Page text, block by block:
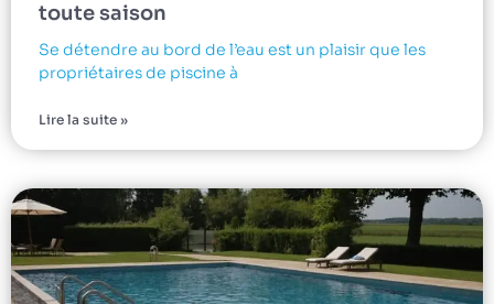
toute saison
Se détendre au bord de l’eau est un plaisir que les
propriétaires de piscine à
Lire la suite »